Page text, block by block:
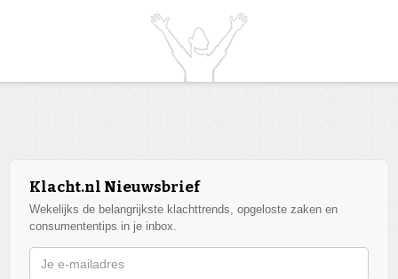
Klacht.nl Nieuwsbrief
Wekelijks de belangrijkste klachttrends, opgeloste zaken en
consumententips in je inbox.